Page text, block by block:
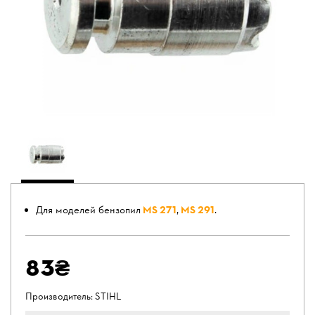
Для моделей бензопилMS 271,MS 291.
83₴
Производитель:STIHL